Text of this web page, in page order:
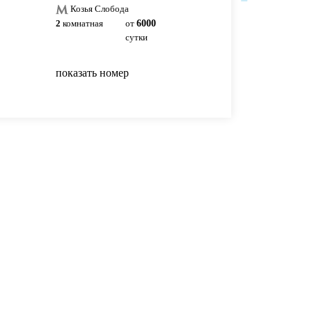
Козья Слобода
2 комнатная от 6000
сутки
показать номер